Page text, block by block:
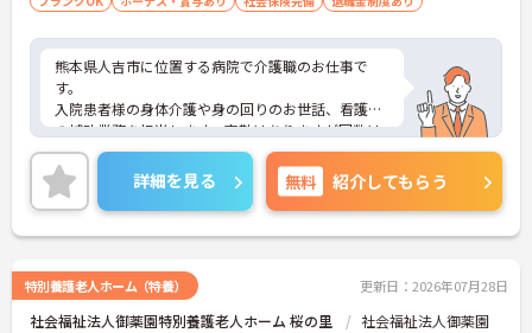
います】
や、教育サービスの70%割引など、生活全体を支え
る独自の福利厚生が利用できます。
・小学校3年生までの時短・夜勤免除制度があり、
男性の育休取得実績も豊富なため、ライフステージ
が変化しても安心です。
【プライベートとの両立がしやすい環境です】
・有給取得促進手当の支給や、5連休以上の長期休
暇を取得できる仕組みがあり、しっかりと心身をリ
フレッシュできます。
く、新しい方もこれまでの経験を活かしてすぐに馴
染める温かい社風です。
熊本県人吉市に位置する病院で介護職のお仕事で
す。
入院患者様の身体介護や身の回りのお世話、看護師
の補助業務を担当します。夜勤はありますが回数は
相談可能で、無資格の方も応募可能です。
待遇面では、賞与年2回（3.0ヶ月分※過去実績）、
各種手当が充実◎年間休日は113日で、夏期休暇や
年末年始休暇もあり、プライベートも確保できま
す。最寄り駅から徒歩10分とアクセス良好で、マイ
ご興味のある方には、面接対策ポイントなどさらに
詳細をお話いたしますので、お気軽にご相談くださ
い。
詳細を見る 無料 紹介してもらう
特別養護老人ホーム（特養） 更新日：2026年07月28日
社会福祉法人御薬園特別養護老人ホーム 桜の里 社会福祉法人御薬園